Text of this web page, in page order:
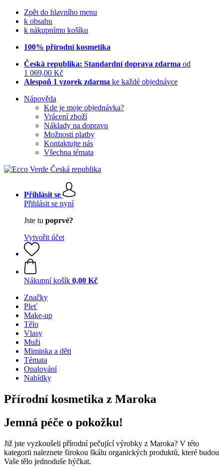
Zpět do hlavního menu
k obsahu
k nákupnímu košíku
100% přírodní kosmetika
Česká republika: Standardní doprava zdarma od
1 069,00 Kč
Alespoň 1 vzorek zdarma ke každé objednávce
Nápověda
Kde je moje objednávka?
Vrácení zboží
Náklady na dopravu
Možnosti platby
Kontaktujte nás
Všechna témata
Přihlásit se
Přihlásit se nyní
Jste tu poprvé?
Vytvořit účet
Nákupní košík 0,00 Kč
Značky
Pleť
Make-up
Tělo
Vlasy
Muži
Miminka a děti
Témata
Opalování
Nabídky
Přírodní kosmetika z Maroka
Jemná péče o pokožku!
Již jste vyzkoušeli přírodní pečující výrobky z Maroka? V této
kategorii naleznete širokou škálu organických produktů, které budou
Vaše tělo jednoduše hýčkat.